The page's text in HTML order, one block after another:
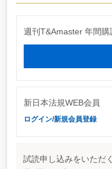
藤嘉文元通算相・柳沢伯夫前金
津島元厚相は年金改革にうって
だろう。一方、津島氏は、与党
策の中心で活躍してきた。古巣
や、総選挙で発言力を増した公
発表した年金改革案に対して批
週刊T&Amaster 年間購
新日本法規WEB会員
ログイン/新規会員登録
試読申し込みをいただ